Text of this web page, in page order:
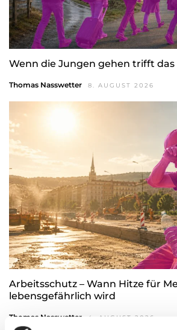
Wenn die Jungen gehen trifft
Thomas Nasswetter 8. AUGUST 2026
Arbeitsschutz – Wann Hitze für
lebensgefährlich wird
Thomas Nasswetter 4. AUGUST 2026